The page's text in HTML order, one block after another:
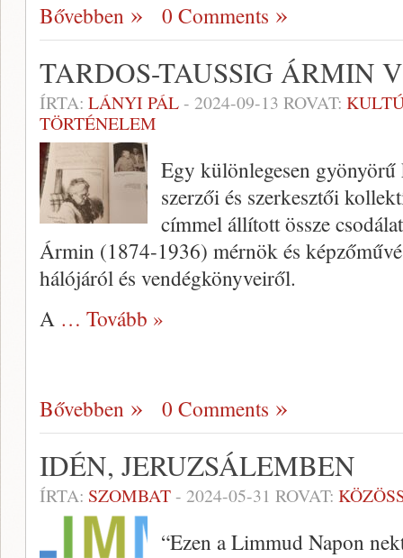
Bővebben 0 Comments
TARDOS-TAUSSIG ÁRMIN
ÍRTA: LÁNYI PÁL- 2024-09-13 ROVAT:
TÖRTÉNELEM
Egy különlegesen
szerzői és szerkesztői
címmel állított össze
Ármin (1874-1936) mérnök és
hálójáról és vendégkönyveiről.
A … Tovább »
Bővebben 0 Comments
IDÉN, JERUZSÁLEMBEN
ÍRTA: SZOMBAT- 2024-05-31 ROVAT:
“Ezen a Limmud Napon